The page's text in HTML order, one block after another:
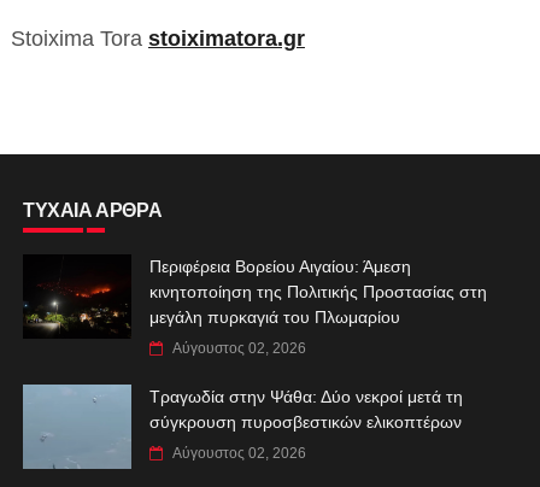
Stoixima Tora stoiximatora.gr
ΤΥΧΑΙΑ ΑΡΘΡΑ
Περιφέρεια Βορείου Αιγαίου: Άμεση
κινητοποίηση της Πολιτικής Προστασίας στη
μεγάλη πυρκαγιά του Πλωμαρίου
Αύγουστος 02, 2026
Τραγωδία στην Ψάθα: Δύο νεκροί μετά τη
σύγκρουση πυροσβεστικών ελικοπτέρων
Αύγουστος 02, 2026